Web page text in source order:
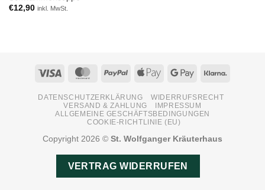
€12,90 inkl. MwSt.
Visa MasterCardPayPal
Apple
Google
DATENSCHUTZERKLÄRUNG
WIDERRUFSRECHT
VERSAND & ZAHLUNG
IMPRESSUM
ALLGEMEINE GESCHÄFTSBEDINGUNGEN
COOKIE-RICHTLINIE (EU)
Copyright 2026 © St. Wolfganger Kräuterhaus
VERTRAG WIDERRUFEN